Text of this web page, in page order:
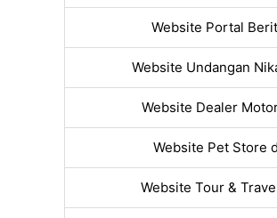
Website Portal
Website Undangan
Website Dealer
Website Pet Store
Website Tour &